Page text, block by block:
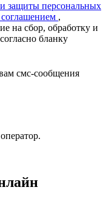
защиты персональных
,
на сбор, обработку и
бланку
смс-сообщения